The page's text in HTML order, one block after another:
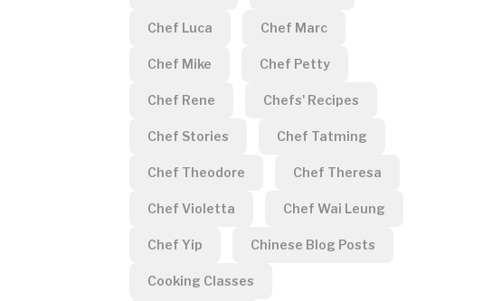
Chef Luca Chef Marc
Chef Mike Chef Petty
Chef Rene Chefs' Recipes
Chef Stories Chef Tatming
Chef Theodore Chef Theresa
Chef Violetta Chef Wai Leung
Chef Yip Chinese Blog Posts
Cooking Classes